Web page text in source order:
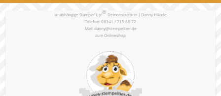
unabhängige Stampin‘ Up!® Demonstratorin | Danny Hikade
Telefon: 08341 / 715 66 72
Mail:danny@stempeltier.de
zumOnlineshop